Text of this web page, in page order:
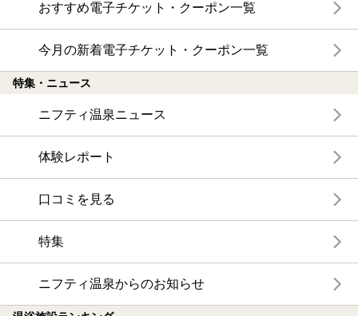
おすすめ電子チケット・クーポン一覧
今月の新着電子チケット・クーポン一覧
特集・ニュース
ニフティ温泉ニュース
体験レポート
口コミを見る
特集
ニフティ温泉からのお知らせ